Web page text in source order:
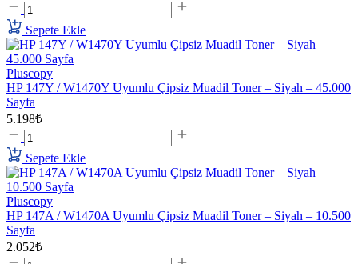
Sepete Ekle
Pluscopy
HP 147Y / W1470Y Uyumlu Çipsiz Muadil Toner – Siyah – 45.000
Sayfa
5.198₺
Sepete Ekle
Pluscopy
HP 147A / W1470A Uyumlu Çipsiz Muadil Toner – Siyah – 10.500
Sayfa
2.052₺